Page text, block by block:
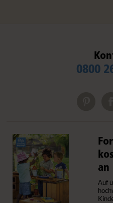
0800
an
Auf